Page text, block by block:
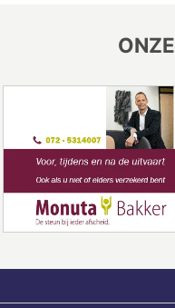
ONZE